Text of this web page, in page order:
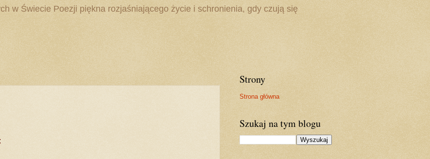
w Świecie Poezji piękna rozjaśniającego życie i schronienia, gdy czują się
Strony
Strona główna
Szukaj na tym blogu